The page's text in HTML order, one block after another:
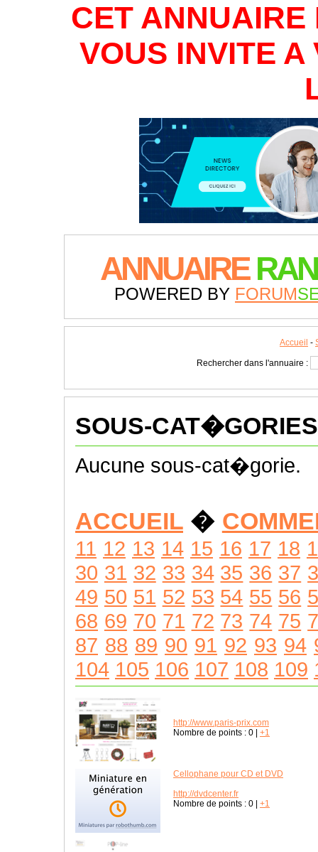
CET
VOUS INVITE A
ANNUAIRE
POWERED BY FORUM
Accueil -
Rechercher dans l'annuaire :
SOUS-CAT�GORIES
Aucune sous-cat�gorie.
ACCUEIL �
11 12 13 14 15 16 17 18
30 31 32 33 34 35 36 37
49 50 51 52 53 54 55 56
68 69 70 71 72 73 74 75
87 88 89 90 91 92 93 94
104 105 106 107 108 109
http://www.paris-prix.com
Nombre de points : 0 +1
Cellophane pour CD et DVD
http://dvdcenter.fr
Nombre de points : 0 +1